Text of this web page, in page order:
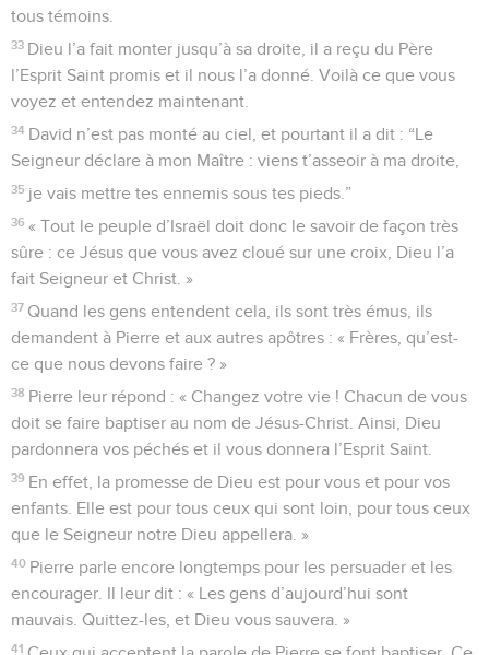
tous témoins.
33 Dieu l’a fait monter jusqu’à sa droite, il a reçu du Père
l’Esprit Saint promis et il nous l’a donné. Voilà ce que vous
voyez et entendez maintenant.
34 David n’est pas monté au ciel, et pourtant il a dit : “Le
Seigneur déclare à mon Maître : viens t’asseoir à ma droite,
35 je vais mettre tes ennemis sous tes pieds.”
36 « Tout le peuple d’Israël doit donc le savoir de façon très
sûre : ce Jésus que vous avez cloué sur une croix, Dieu l’a
fait Seigneur et Christ. »
37 Quand les gens entendent cela, ils sont très émus, ils
demandent à Pierre et aux autres apôtres : « Frères, qu’est-
ce que nous devons faire ? »
38 Pierre leur répond : « Changez votre vie ! Chacun de vous
doit se faire baptiser au nom de Jésus-Christ. Ainsi, Dieu
pardonnera vos péchés et il vous donnera l’Esprit Saint.
39 En effet, la promesse de Dieu est pour vous et pour vos
enfants. Elle est pour tous ceux qui sont loin, pour tous ceux
que le Seigneur notre Dieu appellera. »
40 Pierre parle encore longtemps pour les persuader et les
encourager. Il leur dit : « Les gens d’aujourd’hui sont
mauvais. Quittez-les, et Dieu vous sauvera. »
41